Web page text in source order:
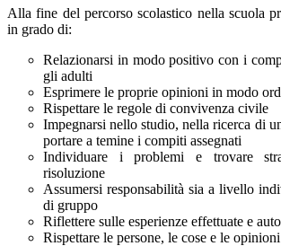
Alla fine del percorso scolastico nella scuola
in grado di:
Relazionarsi in modo positivo con i
gli adulti
Esprimere le proprie opinioni in modo
Rispettare le regole di convivenza civile
Impegnarsi nello studio, nella ricerca di
portare a temine i compiti assegnati
Individuare i problemi e trovare
risoluzione
Assumersi responsabilità sia a livello
di gruppo
Riflettere sulle esperienze effettuate e
Rispettare le persone, le cose e le